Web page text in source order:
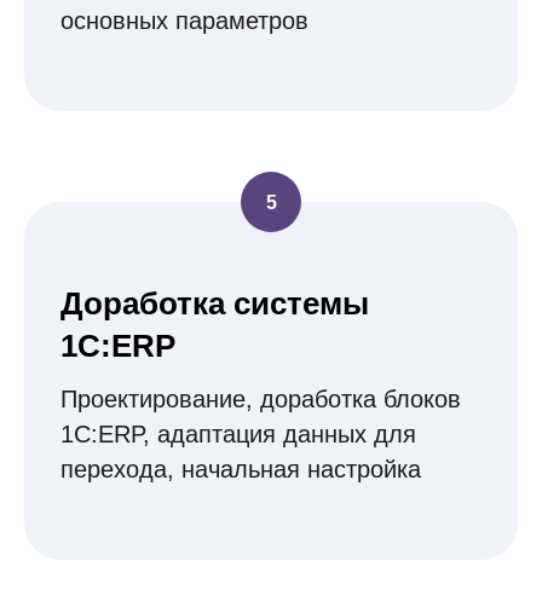
основных параметров
Доработка системы
1С:ERP
Проектирование, доработка блоков
1С:ERP, адаптация данных для
перехода, начальная настройка